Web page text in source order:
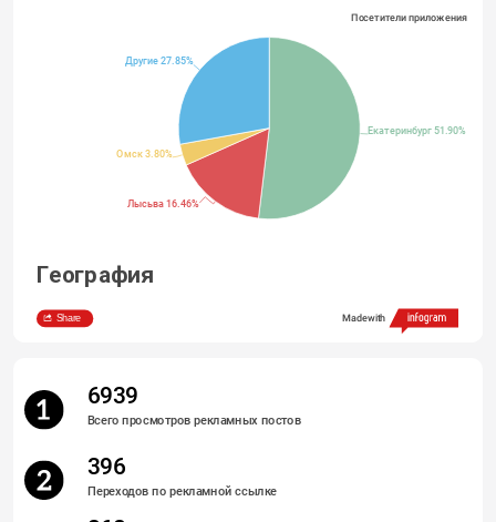
Посетители приложения
Екатеринбург 51.90%
Лысьва 16.46%
Омск 3.80%
Другие 27.85%
География
Share Made with
6939
Всего просмотров рекламных постов
396
Переходов по рекламной ссылке